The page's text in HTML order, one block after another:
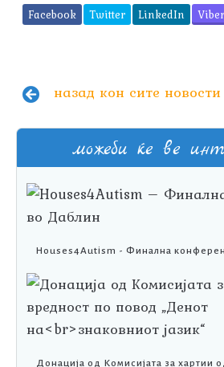
Facebook Twitter LinkedIn Viber
назад кон сите
можеби ќе ве
Houses4Autism - Финална
Донација од Комисијата за хартии